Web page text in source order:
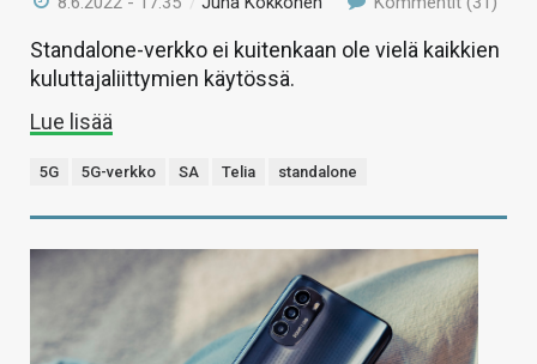
Standalone-verkko ei kuitenkaan ole vielä kaikkien
kuluttajaliittymien käytössä.
Lue lisää
5G 5G-verkko SA Telia standalone